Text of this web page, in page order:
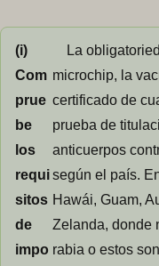
(i)
Com
prue
be
los
requi
sitos
de
impo
La
microchip, la
certificado de
prueba de
anticuerpos
según el país.
Hawái, Guam,
Zelanda, donde
rabia o estos